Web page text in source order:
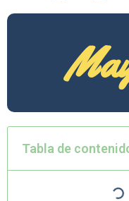
Tabla de